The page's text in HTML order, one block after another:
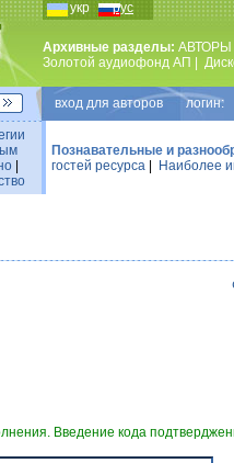
укр рус
Архивные разделы: АВТОРЫ
Золотой аудиофонд АП
вход для авторов логин:
|
Познавательные и
гостей ресурса
Наиболее
Введение кода